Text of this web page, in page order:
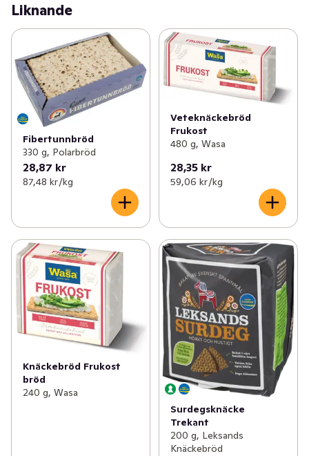
återvinningsbara förpackningar, mer hållbara
transporter, 100% från växtriket.
Liknande
Fibertunnbröd
330 g, Polarbröd
28,87 kr
87,48 kr /kg
Veteknäckebröd
Frukost
480 g, Wasa
28,35 kr
59,06 kr /kg
Knäckebröd Frukost
bröd
240 g, Wasa
Surdegsknäcke
Trekant
200 g, Leksands
Knäckebröd